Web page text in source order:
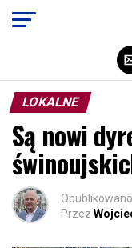
LOKALNE
Są nowi
Opublikowano
Przez